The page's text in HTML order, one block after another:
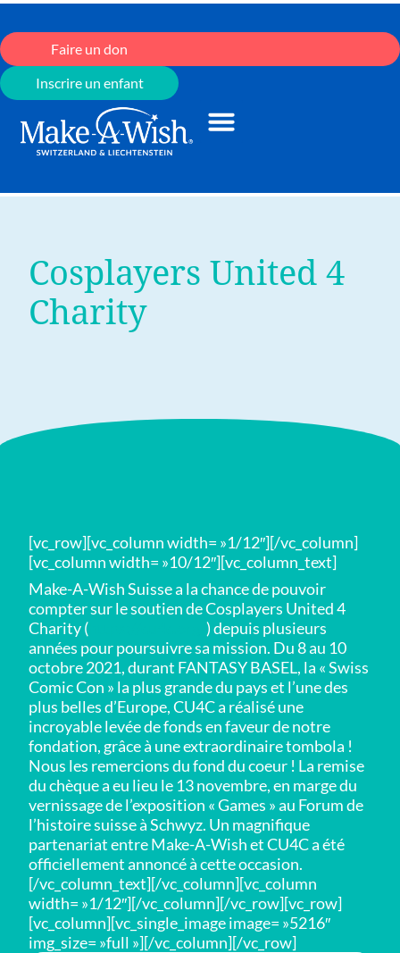
Faire un don
Inscrire un enfant
Cosplayers United 4
Charity
[vc_row][vc_column width= »1/12″][/vc_column]
[vc_column width= »10/12″][vc_column_text]
Make-A-Wish Suisse a la chance de pouvoir
compter sur le soutien de Cosplayers United 4
Charity (
) depuis plusieurs
années pour poursuivre sa mission. Du 8 au 10
octobre 2021, durant FANTASY BASEL, la « Swiss
Comic Con » la plus grande du pays et l’une des
plus belles d’Europe, CU4C a réalisé une
incroyable levée de fonds en faveur de notre
fondation, grâce à une extraordinaire tombola !
Nous les remercions du fond du coeur ! La remise
du chèque a eu lieu le 13 novembre, en marge du
vernissage de l’exposition « Games » au Forum de
l’histoire suisse à Schwyz. Un magnifique
partenariat entre Make-A-Wish et CU4C a été
officiellement annoncé à cette occasion.
[/vc_column_text][/vc_column][vc_column
width= »1/12″][/vc_column][/vc_row][vc_row]
[vc_column][vc_single_image image= »5216″
img_size= »full »][/vc_column][/vc_row]